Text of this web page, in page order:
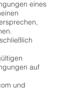
eines
auf
und